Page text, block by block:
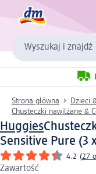
Wyszukaj i znajdź
Strona główna Dzieci
Chusteczki nawilżane &
Huggies
Sensitive Pure (3
4.2 (27
Zawartość